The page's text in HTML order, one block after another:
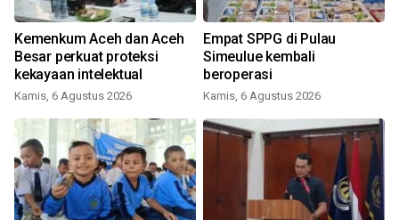
Kemenkum Aceh dan Aceh
Besar perkuat proteksi
kekayaan intelektual
Kamis, 6 Agustus 2026
Empat SPPG di Pulau
Simeulue kembali
beroperasi
Kamis, 6 Agustus 2026